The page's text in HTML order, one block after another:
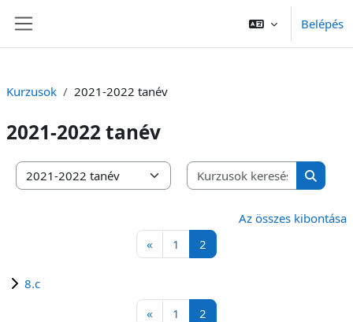
Belépés
Kurzusok 2021-2022 tanév
2021-2022 tanév
Kurzuskategóriák
Az összes kibontása
« Előző oldal
1 1 oldal
2
8.c
« Előző oldal
1 1 oldal
2